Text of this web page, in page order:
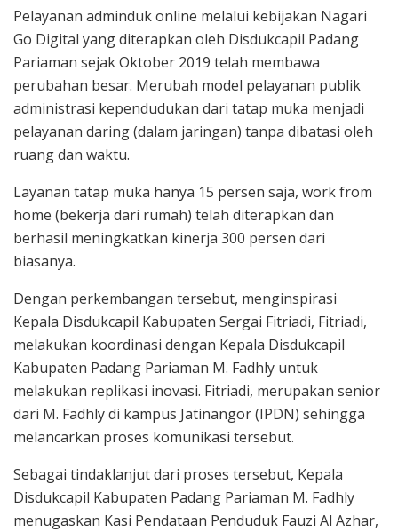
Pelayanan adminduk online melalui kebijakan Nagari
Go Digital yang diterapkan oleh Disdukcapil Padang
Pariaman sejak Oktober 2019 telah membawa
perubahan besar. Merubah model pelayanan publik
administrasi kependudukan dari tatap muka menjadi
pelayanan daring (dalam jaringan) tanpa dibatasi oleh
ruang dan waktu.
Layanan tatap muka hanya 15 persen saja, work from
home (bekerja dari rumah) telah diterapkan dan
berhasil meningkatkan kinerja 300 persen dari
biasanya.
Dengan perkembangan tersebut, menginspirasi
Kepala Disdukcapil Kabupaten Sergai Fitriadi, Fitriadi,
melakukan koordinasi dengan Kepala Disdukcapil
Kabupaten Padang Pariaman M. Fadhly untuk
melakukan replikasi inovasi. Fitriadi, merupakan senior
dari M. Fadhly di kampus Jatinangor (IPDN) sehingga
melancarkan proses komunikasi tersebut.
Sebagai tindaklanjut dari proses tersebut, Kepala
Disdukcapil Kabupaten Padang Pariaman M. Fadhly
menugaskan Kasi Pendataan Penduduk Fauzi Al Azhar,